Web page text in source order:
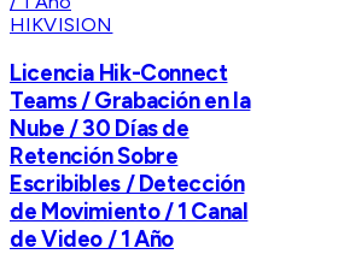
HIKVISION
Licencia Hik-Connect
Teams / Grabación en la
Nube / 30 Días de
Retención Sobre
Escribibles / Detección
de Movimiento / 1 Canal
de Video / 1 Año